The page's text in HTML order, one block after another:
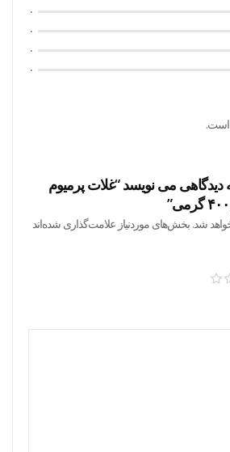
۰
۰
۰
۰
است.
دیدگاهی می نویسد “غلات پرمیوم
شد. بخش‌های موردنیاز علامت‌گذاری شده‌اند